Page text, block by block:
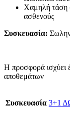
Χαμηλή τάση
ασθενούς
Συσκευασία:
Η προσφορά ισχύει
αποθεμάτων
Συσκευασία 3+1